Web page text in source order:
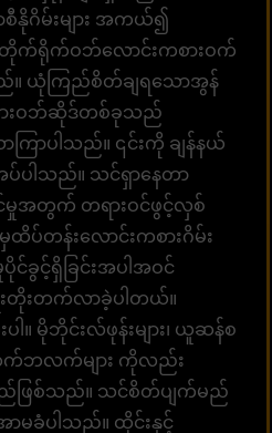
နိုဂိမ်းများ အကယ်၍
က်ရိုက်ဝဘ်လောင်းကစားဝက်
။ ယုံကြည်စိတ်ချရသောအွန်
ားဝဘ်ဆိုဒ်တစ်ခုသည်
ကြာပါသည်။ ၎င်းကို ချန်နယ်
ပါသည်။ သင်ရှာနေတာ
င်မှုအတွက် တရားဝင်ဖွင့်လှစ်
ထိပ်တန်းလောင်းကစားဂိမ်း
င်ခွင့်ရှိခြင်းအပါအဝင်
တိုးတက်လာခဲ့ပါတယ်။
ါ။ မိုဘိုင်းလ်ဖုန်းများ၊ ယူဆန်စ
တက်ဘလက်များ ကိုလည်း
ည်ဖြစ်သည်။ သင်စိတ်ပျက်မည်
မခံပါသည်။ ထိုင်းနှင့်